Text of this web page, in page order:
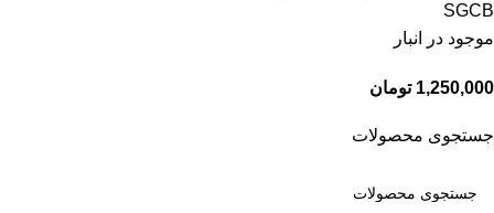
جستجوی محصولات
SGCB
موجود در انبار
1,250,000 تومان